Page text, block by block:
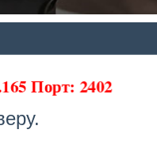
Порт: 2402